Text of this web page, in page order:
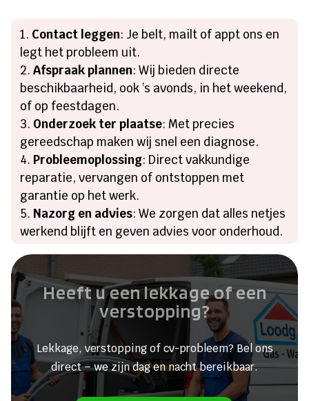
Contact leggen: Je belt, mailt of appt ons en
legt het probleem uit.
Afspraak plannen: Wij bieden directe
beschikbaarheid, ook ’s avonds, in het weekend,
of op feestdagen.
Onderzoek ter plaatse: Met precies
gereedschap maken wij snel een diagnose.
Probleemoplossing: Direct vakkundige
reparatie, vervangen of ontstoppen met
garantie op het werk.
Nazorg en advies: We zorgen dat alles netjes
werkend blijft en geven advies voor onderhoud.
Heeft u een lekkage of een
verstopping?
Lekkage, verstopping of cv-probleem? Bel ons
direct – we zijn dag en nacht bereikbaar.